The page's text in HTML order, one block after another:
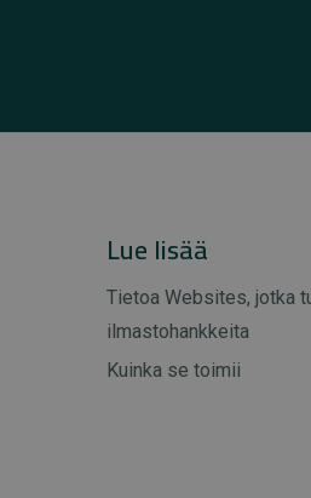
Lue lisää
Tietoa Websites, jotka
ilmastohankkeita
Kuinka se toimii